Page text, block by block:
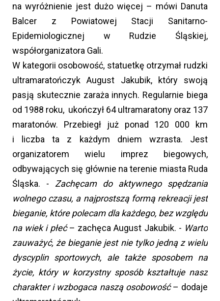
na wyróżnienie jest dużo więcej – mówi Danuta
Balcer z Powiatowej Stacji Sanitarno-
Epidemiologicznej w Rudzie Śląskiej,
współorganizatora Gali.
W kategorii osobowość, statuetkę otrzymał rudzki
ultramaratończyk August Jakubik, który swoją
pasją skutecznie zaraża innych. Regularnie biega
od 1988 roku, ukończył 64 ultramaratony oraz 137
maratonów. Przebiegł już ponad 120 000 km
i liczba ta z każdym dniem wzrasta. Jest
organizatorem wielu imprez biegowych,
odbywających się głównie na terenie miasta Ruda
Śląska. - Zachęcam do aktywnego spędzania
wolnego czasu, a najprostszą formą rekreacji jest
bieganie, które polecam dla każdego, bez względu
na wiek i płeć– zachęca August Jakubik. - Warto
zauważyć, że bieganie jest nie tylko jedną z wielu
dyscyplin sportowych, ale także sposobem na
życie, który w korzystny sposób kształtuje nasz
charakter i wzbogaca naszą osobowość– dodaje